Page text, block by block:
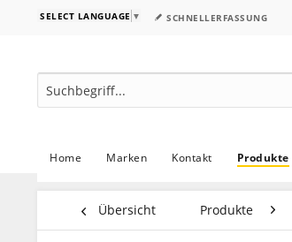
SELECT LANGUAGE ▼ SCHNELLERFASSUNG
Home Marken Kontakt Produkte
Übersicht Produkte